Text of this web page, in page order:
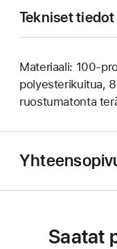
Tekniset tiedot
Materiaali: 100-
polyesterikuitua,
ruostumatonta
Saatat